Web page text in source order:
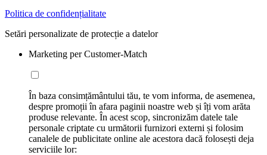
Politica de confidențialitate
Setări personalizate de protecție a datelor
Marketing per Customer-Match
În baza consimțământului tău, te vom informa, de asemenea,
despre promoții în afara paginii noastre web și îți vom arăta
produse relevante. În acest scop, sincronizăm datele tale
personale criptate cu următorii furnizori externi și folosim
canalele de publicitate online ale acestora dacă folosești deja
serviciile lor: